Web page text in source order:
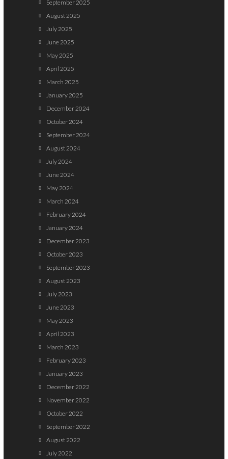
September 2025
August 2025
July 2025
June 2025
May 2025
April 2025
March 2025
January 2025
December 2024
October 2024
September 2024
August 2024
July 2024
June 2024
May 2024
March 2024
February 2024
January 2024
December 2023
October 2023
September 2023
August 2023
July 2023
June 2023
May 2023
April 2023
March 2023
February 2023
January 2023
December 2022
November 2022
October 2022
September 2022
August 2022
July 2022